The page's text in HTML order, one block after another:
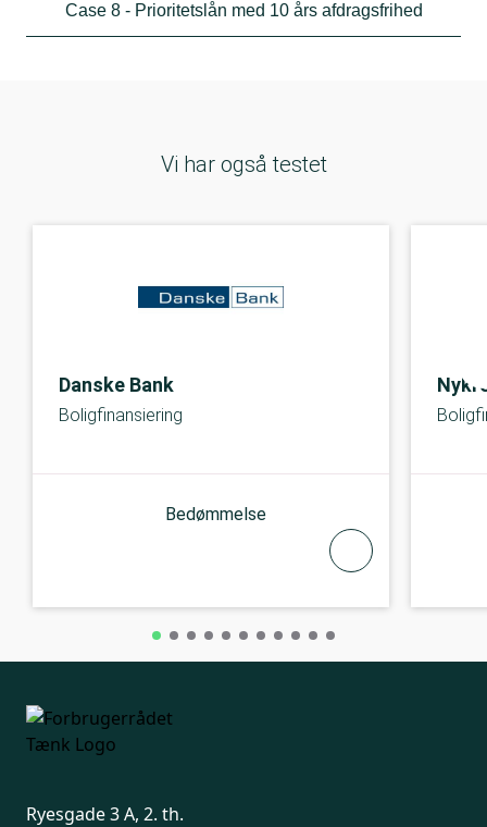
Case 8 - Prioritetslån med 10 års afdragsfrihed
Vi har også testet
Danske Bank
Boligfinansiering
Bedømmelse
Ryesgade 3 A, 2. th.